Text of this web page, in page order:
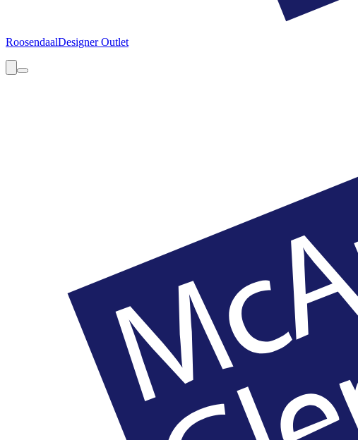
RoosendaalDesigner Outlet